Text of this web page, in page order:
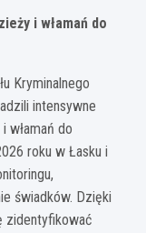
i włamań do
Kryminalnego
intensywne
włamań do
roku w Łasku i
świadków. Dzięki
zidentyfikować